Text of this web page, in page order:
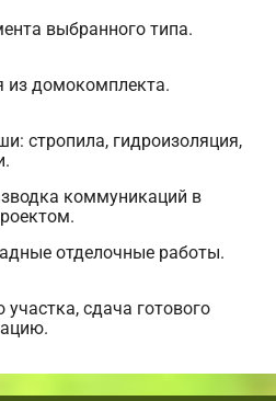
выбранного типа.
из домокомплекта.
стропила, гидроизоляция,
коммуникаций в
отделочные работы.
участка, сдача готового